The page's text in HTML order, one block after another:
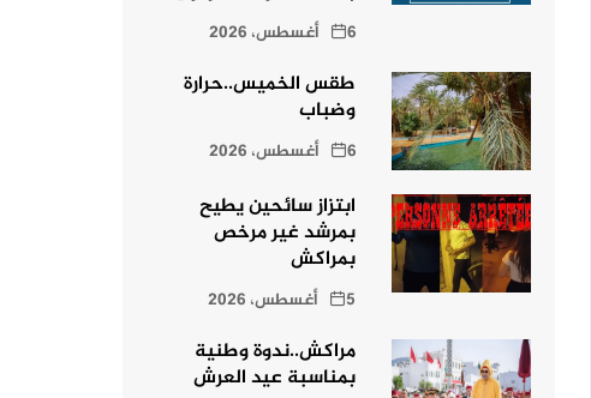
6 أغسطس، 2026
طقس الخميس..حرارة
وضباب
6 أغسطس، 2026
ابتزاز سائحين يطيح
بمرشد غير مرخص
بمراكش
5 أغسطس، 2026
مراكش..ندوة وطنية
بمناسبة عيد العرش